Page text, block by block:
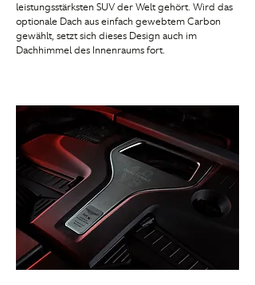
leistungsstärksten SUV der Welt gehört. Wird das
optionale Dach aus einfach gewebtem Carbon
gewählt, setzt sich dieses Design auch im
Dachhimmel des Innenraums fort.